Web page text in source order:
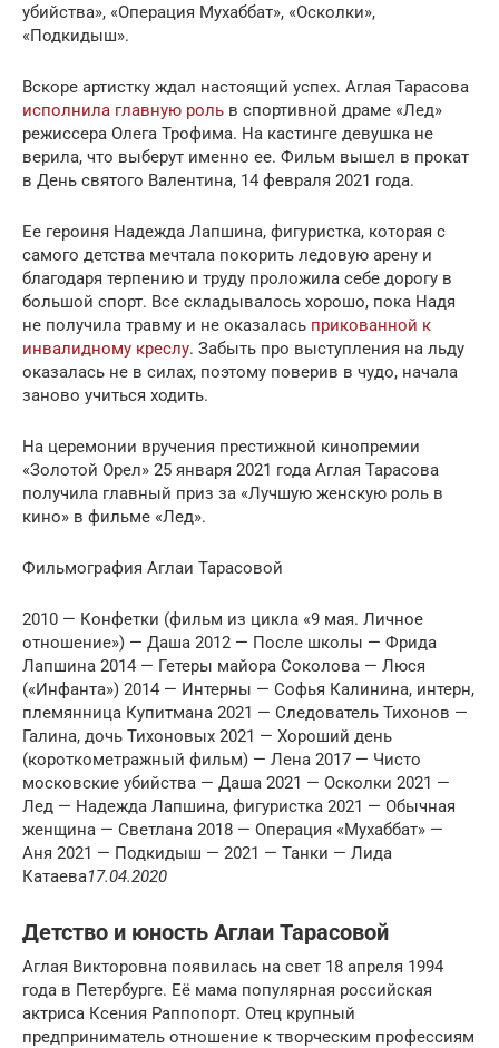
убийства», «Операция Мухаббат», «Осколки»,
«Подкидыш».
Вскоре артистку ждал настоящий успех. Аглая Тарасова
исполнила главную роль в спортивной драме «Лед»
режиссера Олега Трофима. На кастинге девушка не
верила, что выберут именно ее. Фильм вышел в прокат
в День святого Валентина, 14 февраля 2021 года.
Ее героиня Надежда Лапшина, фигуристка, которая с
самого детства мечтала покорить ледовую арену и
благодаря терпению и труду проложила себе дорогу в
большой спорт. Все складывалось хорошо, пока Надя
не получила травму и не оказалась прикованной к
инвалидному креслу. Забыть про выступления на льду
оказалась не в силах, поэтому поверив в чудо, начала
заново учиться ходить.
На церемонии вручения престижной кинопремии
«Золотой Орел» 25 января 2021 года Аглая Тарасова
получила главный приз за «Лучшую женскую роль в
кино» в фильме «Лед».
Фильмография Аглаи Тарасовой
2010 — Конфетки (фильм из цикла «9 мая. Личное
отношение») — Даша 2012 — После школы — Фрида
Лапшина 2014 — Гетеры майора Соколова — Люся
(«Инфанта») 2014 — Интерны — Софья Калинина, интерн,
племянница Купитмана 2021 — Следователь Тихонов —
Галина, дочь Тихоновых 2021 — Хороший день
(короткометражный фильм) — Лена 2017 — Чисто
московские убийства — Даша 2021 — Осколки 2021 —
Лед — Надежда Лапшина, фигуристка 2021 — Обычная
женщина — Светлана 2018 — Операция «Мухаббат» —
Аня 2021 — Подкидыш — 2021 — Танки — Лида
Катаева17.04.2020
Детство и юность Аглаи Тарасовой
Аглая Викторовна появилась на свет 18 апреля 1994
года в Петербурге. Её мама популярная российская
актриса Ксения Раппопорт. Отец крупный
предприниматель отношение к творческим профессиям